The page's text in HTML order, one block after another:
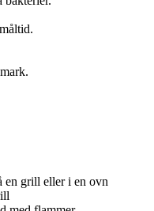
en grill eller i en ovn